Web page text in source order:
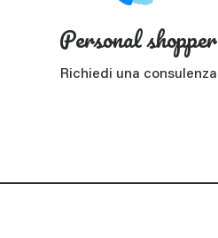
Personal shopper
Richiedi una consulenza